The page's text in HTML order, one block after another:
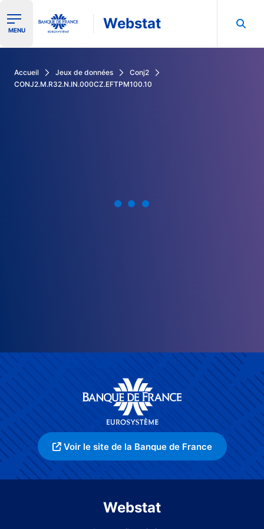
Ouvrir le menu de navigation
MENU Webstat
Accueil Jeux de données
Conj2
CONJ2.M.R32.N.IN.000CZ.EFTPM100.10
Voir le site de la Banque de France
Webstat